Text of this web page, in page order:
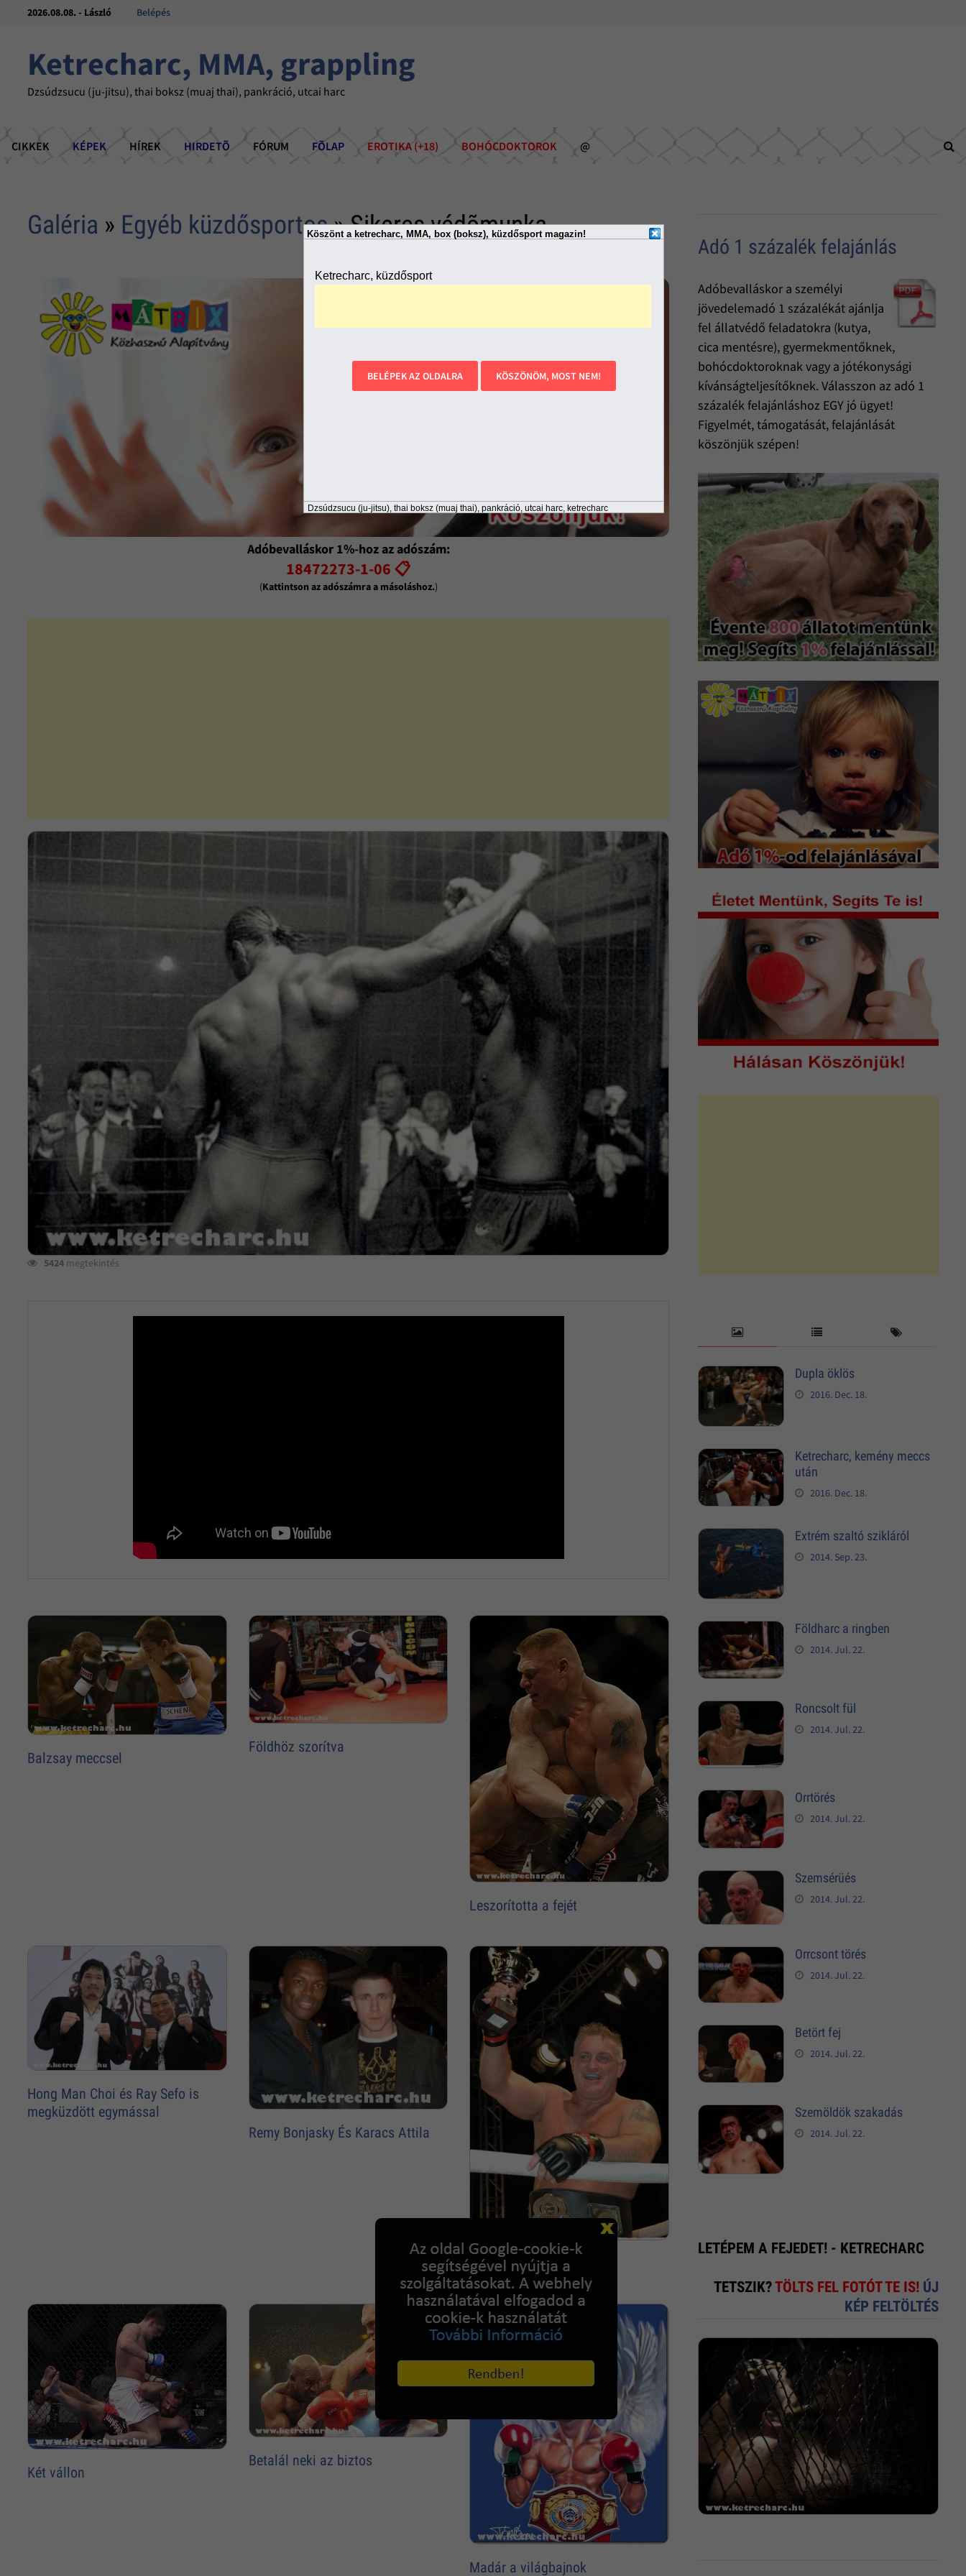
Köszönt a ketrecharc, MMA, box (boksz), küzdősport magazin!
Ketrecharc, küzdősport
BELÉPEK AZ OLDALRA KÖSZÖNÖM, MOST NEM!
Dzsúdzsucu (ju-jitsu), thai boksz (muaj thai), pankráció, utcai harc, ketrecharc
2026.08.08. - László Belépés
Ketrecharc, MMA, grappling
Dzsúdzsucu (ju-jitsu), thai boksz (muaj thai), pankráció, utcai harc
CIKKEK KÉPEK HÍREK HIRDETÕ FÓRUM FÕLAP EROTIKA (+18) BOHÓCDOKTOROK @
Galéria » Egyéb küzdősportos» Sikeres védõmunka
Adóbevalláskor 1%-hoz az adószám:
18472273-1-06 📋
(Kattintson az adószámra a másoláshoz.)
5424 megtekintés
Balzsay meccsel
Földhöz szorítva
Leszorította a fejét
Hong Man Choi és Ray Sefo is
megküzdött egymással
Remy Bonjasky És Karacs Attila
Növényi a kupával
Két vállon
Betalál neki az biztos
Madár a világbajnok
Adó 1 százalék felajánlás
Adóbevalláskor a személyi
jövedelemadó 1 százalékát ajánlja
fel állatvédő feladatokra (kutya,
cica mentésre), gyermekmentőknek,
bohócdoktoroknak vagy a jótékonysági
kívánságteljesítőknek. Válasszon az adó 1
százalék felajánláshoz EGY jó ügyet!
Figyelmét, támogatását, felajánlását
köszönjük szépen!
Dupla öklös
2016. Dec. 18.
Ketrecharc, kemény meccs
után
2016. Dec. 18.
Extrém szaltó szikláról
2014. Sep. 23.
Földharc a ringben
2014. Jul. 22.
Roncsolt fül
2014. Jul. 22.
Orrtörés
2014. Jul. 22.
Szemsérüés
2014. Jul. 22.
Orrcsont törés
2014. Jul. 22.
Betört fej
2014. Jul. 22.
Szemöldök szakadás
2014. Jul. 22.
LETÉPEM A FEJEDET! - KETRECHARC
TETSZIK?TÖLTS FEL FOTÓT TE IS! ÚJ
KÉP FELTÖLTÉS